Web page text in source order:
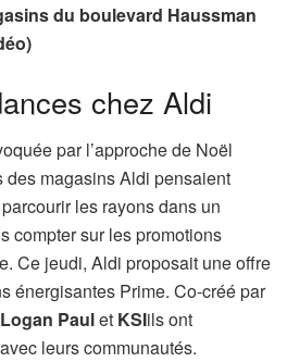
du boulevard Haussman
chez Aldi
par l’approche de Noël
des magasins Aldi pensaient
les rayons dans un
compter sur les promotions
Ce jeudi, Aldi proposait une offre
énergisantes Prime. Co-créé par
Logan Paulet KSIils ont
leurs communautés.